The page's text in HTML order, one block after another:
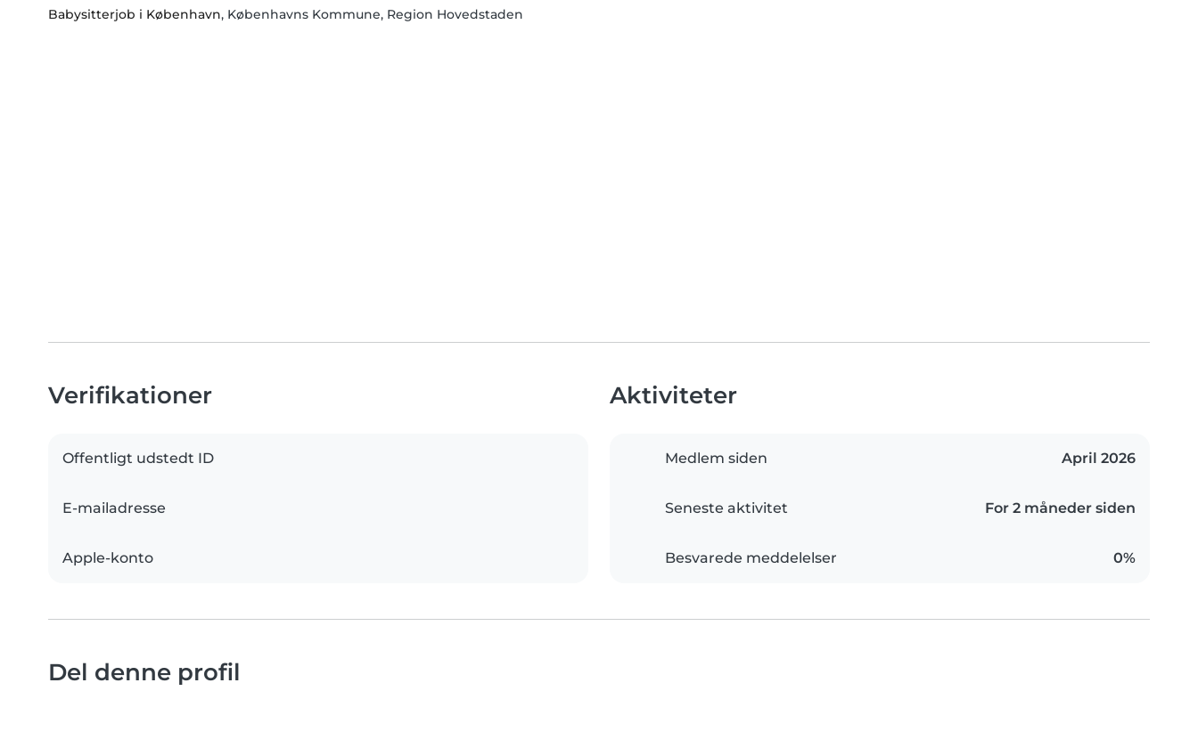
Babysitterjob i København, Københavns Kommune, Region Hovedstaden
Verifikationer
Offentligt udstedt ID
E-mailadresse
Apple-konto
Aktiviteter
Medlem siden April 2026
Seneste aktivitet For 2 måneder siden
Besvarede meddelelser 0%
Del denne profil